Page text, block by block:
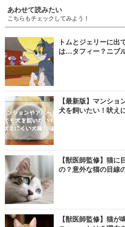
あわせて読みたい
こちらもチェックしてみよう！
トムとジェリーに出
は…タフィー？ニブ
【最新版】マンシ
犬を飼いたい！吠え
【獣医師監修】猫
の？意外な猫の目線
【獣医師監修】猫が